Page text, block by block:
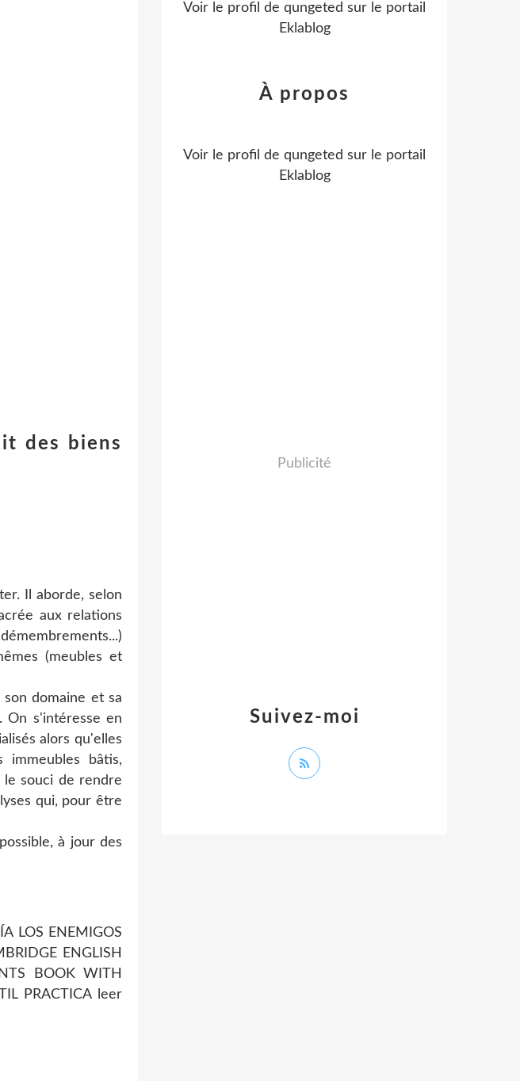
des biens
Il aborde, selon
aux relations
(meubles et
domaine et sa
On s'intéresse en
alors qu'elles
bâtis,
souci de rendre
qui, pour être
à jour des
LOS ENEMIGOS
ENGLISH
BOOK WITH
PRACTICA leer
Voir le profil de qungeted sur le portail
Eklablog
Suivez-moi
À propos
Voir le profil de qungeted sur le portail
Eklablog
Publicité